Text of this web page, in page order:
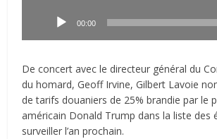
00:00
De concert avec le directeur général du
du homard, Geoff Irvine, Gilbert Lavoie
de tarifs douaniers de 25% brandie par le
américain Donald Trump dans la liste des
surveiller l’an prochain.